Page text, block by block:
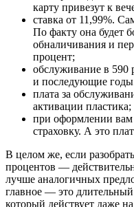
карту привезут к
ставка от 11,99%.
По факту она будет
обналичивания и
процент;
обслуживание в 590
и последующие
плата за
активации пластика;
при оформлении вам
страховку. А это
В целом же, если
процентов —
лучше аналогичных
главное — это
который действует даже